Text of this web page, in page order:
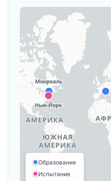
Образование
Испытание